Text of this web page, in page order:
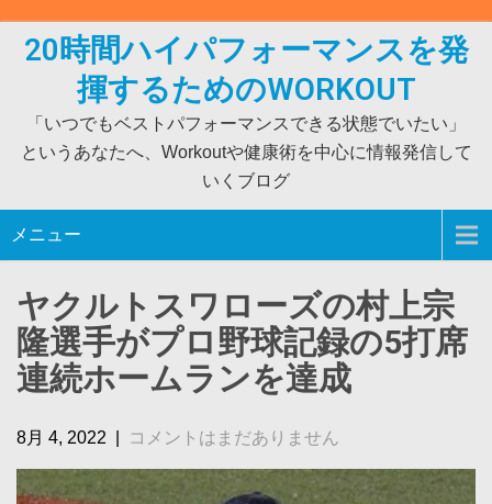
20時間ハイパフォーマンスを発
揮するためのWORKOUT
「いつでもベストパフォーマンスできる状態でいたい」
というあなたへ、Workoutや健康術を中心に情報発信して
いくブログ
メニュー
ヤクルトスワローズの村上宗
隆選手がプロ野球記録の5打席
連続ホームランを達成
8月 4, 2022 コメントはまだありません